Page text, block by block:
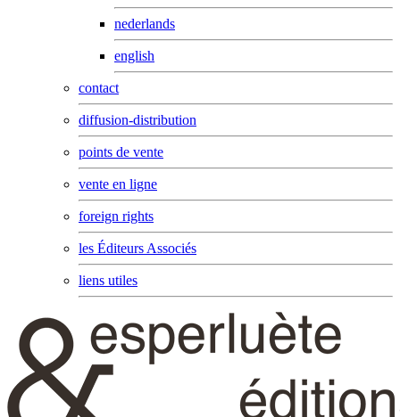
nederlands
english
contact
diffusion-distribution
points de vente
vente en ligne
foreign rights
les Éditeurs Associés
liens utiles